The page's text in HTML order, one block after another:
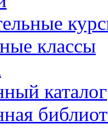
классы
каталог